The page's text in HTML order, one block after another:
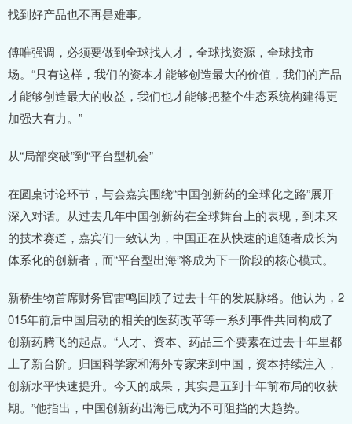
找到好产品也不再是难事。
傅唯强调，必须要做到全球找人才，全球找资源，全球找市
场。“只有这样，我们的资本才能够创造最大的价值，我们的产品
才能够创造最大的收益，我们也才能够把整个生态系统构建得更
加强大有力。”
从“局部突破”到“平台型机会”
在圆桌讨论环节，与会嘉宾围绕“中国创新药的全球化之路”展开
深入对话。从过去几年中国创新药在全球舞台上的表现，到未来
的技术赛道，嘉宾们一致认为，中国正在从快速的追随者成长为
体系化的创新者，而“平台型出海”将成为下一阶段的核心模式。
新桥生物首席财务官雷鸣回顾了过去十年的发展脉络。他认为，2
015年前后中国启动的相关的医药改革等一系列事件共同构成了
创新药腾飞的起点。“人才、资本、药品三个要素在过去十年里都
上了新台阶。归国科学家和海外专家来到中国，资本持续注入，
创新水平快速提升。今天的成果，其实是五到十年前布局的收获
期。”他指出，中国创新药出海已成为不可阻挡的大趋势。